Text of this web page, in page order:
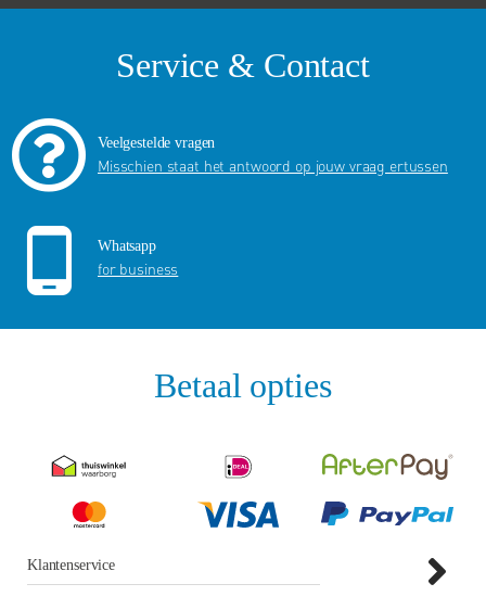
Service & Contact
Veelgestelde vragen
Misschien staat het antwoord op jouw vraag ertussen
Whatsapp
for business
Betaal opties
Klantenservice